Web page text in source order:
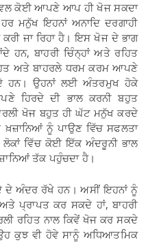
ਕੋਈ ਆਪਣੇ ਆਪ ਹੀ ਖੋਜ ਸਕਦਾ
ਮਨੁੱਖ ਇਹਨਾਂ ਅਨਾਦਿ ਦਰਗਾਹੀ
ਜਾ ਰਿਹਾ ਹੈ। ਇਸ ਖੋਜ ਦੇ ਭਾਗ
ਹਨ, ਬਾਹਰੀ ਚਿੰਨ੍ਹਾਂ ਅਤੇ ਰਹਿਤ
ਅਤੇ ਬਾਹਰਲੇ ਧਰਮ ਕਰਮ ਆਪਣੇ
ਹਨ। ਉਹਨਾਂ ਲਈ ਅੰਤਰਮੁਖ ਹੋਕੇ
ਹਿਰਦੇ ਦੀ ਭਾਲ ਕਰਨੀ ਬਹੁਤ
ਖੋਜ ਬਹੁਤ ਹੀ ਘੱਟ ਮਨੁੱਖ ਕਰਦੇ
ਨੂੰ ਪਾਉਣ ਵਿੱਚ ਸਫਲਤਾ
ਲੋਕਾਂ ਵਿੱਚ ਕੋਈ ਇੱਕ ਅੰਦਰੂਨੀ ਭਾਲ
ਤੱਕ ਪਹੁੰਚਦਾ ਹੈ।
ਦੇ ਅੰਦਰ ਰੱਖੇ ਹਨ। ਅਸੀਂ ਇਹਨਾਂ ਨੂੰ
ਪ੍ਰਾਪਤ ਕਰ ਸਕਦੇ ਹਾਂ, ਬਾਹਰੀ
ਰਹਿਤ ਨਾਲ ਕਿਵੇਂ ਖੋਜ ਕਰ ਸਕਦੇ
ਕੁਝ ਵੀ ਹੋਵੇ ਸਾਨੂੰ ਅਧਿਆਤਮਿਕ